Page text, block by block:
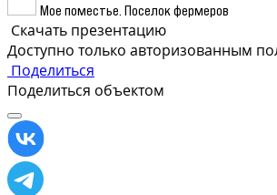
Мое поместье. Поселок фермеров
Скачать презентацию
Доступно только авторизованным
Поделиться
Поделиться объектом